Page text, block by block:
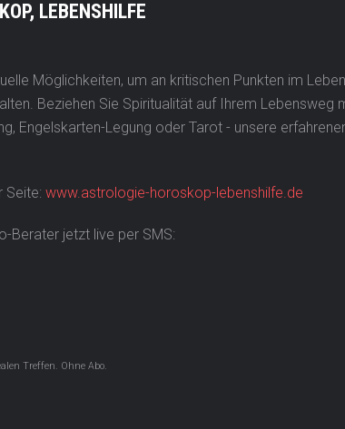
LEBENSHILFE
Möglichkeiten, um an kritischen Punkten im
Beziehen Sie Spiritualität auf Ihrem Lebensweg
Engelskarten-Legung oder Tarot - unsere
Seite: www.astrologie-horoskop-lebenshilfe.de
Berater jetzt live per SMS:
Treffen. Ohne Abo.